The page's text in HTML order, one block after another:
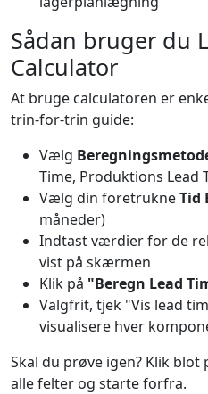
Sådan bruger du
Calculator
At bruge calculatoren er
trin-for-trin guide:
Vælg
Time, Produktions Lead
Vælg din foretrukneTid
måneder)
Indtast værdier for de
vist på skærmen
Klik på "Beregn Lead
Valgfrit, tjek "Vis lead
visualisere hver
Skal du prøve igen? Klik blot
alle felter og starte forfra.